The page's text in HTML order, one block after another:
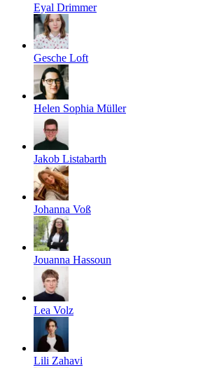
Eyal Drimmer
Gesche Loft
Helen Sophia Müller
Jakob Listabarth
Johanna Voß
Jouanna Hassoun
Lea Volz
Lili Zahavi